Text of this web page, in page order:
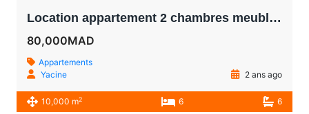
Location appartement 2 chambres meublée à louer à Prestigia Marrakech
80,000MAD
Appartements
Yacine
2 ans ago
10,000 m2 6 6